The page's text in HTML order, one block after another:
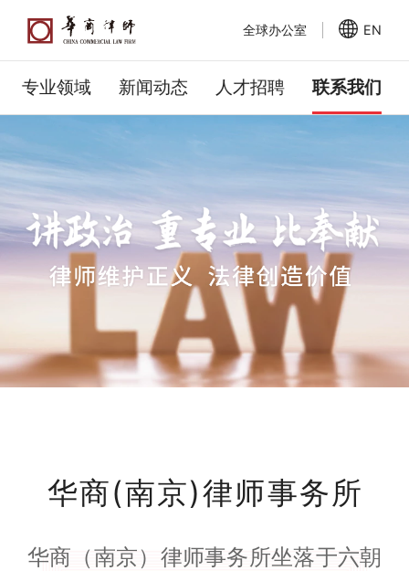
全球办公室 EN
专业领域 新闻动态 人才招聘 联系我们
华商(南京)律师事务所
华商（南京）律师事务所坐落于六朝